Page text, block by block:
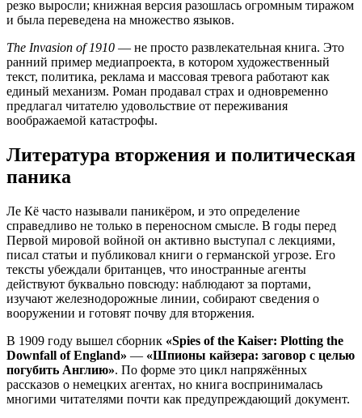
резко выросли; книжная версия разошлась огромным тиражом
и была переведена на множество языков.
The Invasion of 1910 — не просто развлекательная книга. Это
ранний пример медиапроекта, в котором художественный
текст, политика, реклама и массовая тревога работают как
единый механизм. Роман продавал страх и одновременно
предлагал читателю удовольствие от переживания
воображаемой катастрофы.
Литература вторжения и политическая
паника
Ле Кё часто называли паникёром, и это определение
справедливо не только в переносном смысле. В годы перед
Первой мировой войной он активно выступал с лекциями,
писал статьи и публиковал книги о германской угрозе. Его
тексты убеждали британцев, что иностранные агенты
действуют буквально повсюду: наблюдают за портами,
изучают железнодорожные линии, собирают сведения о
вооружении и готовят почву для вторжения.
В 1909 году вышел сборник «Spies of the Kaiser: Plotting the
Downfall of England» — «Шпионы кайзера: заговор с целью
погубить Англию». По форме это цикл напряжённых
рассказов о немецких агентах, но книга воспринималась
многими читателями почти как предупреждающий документ.